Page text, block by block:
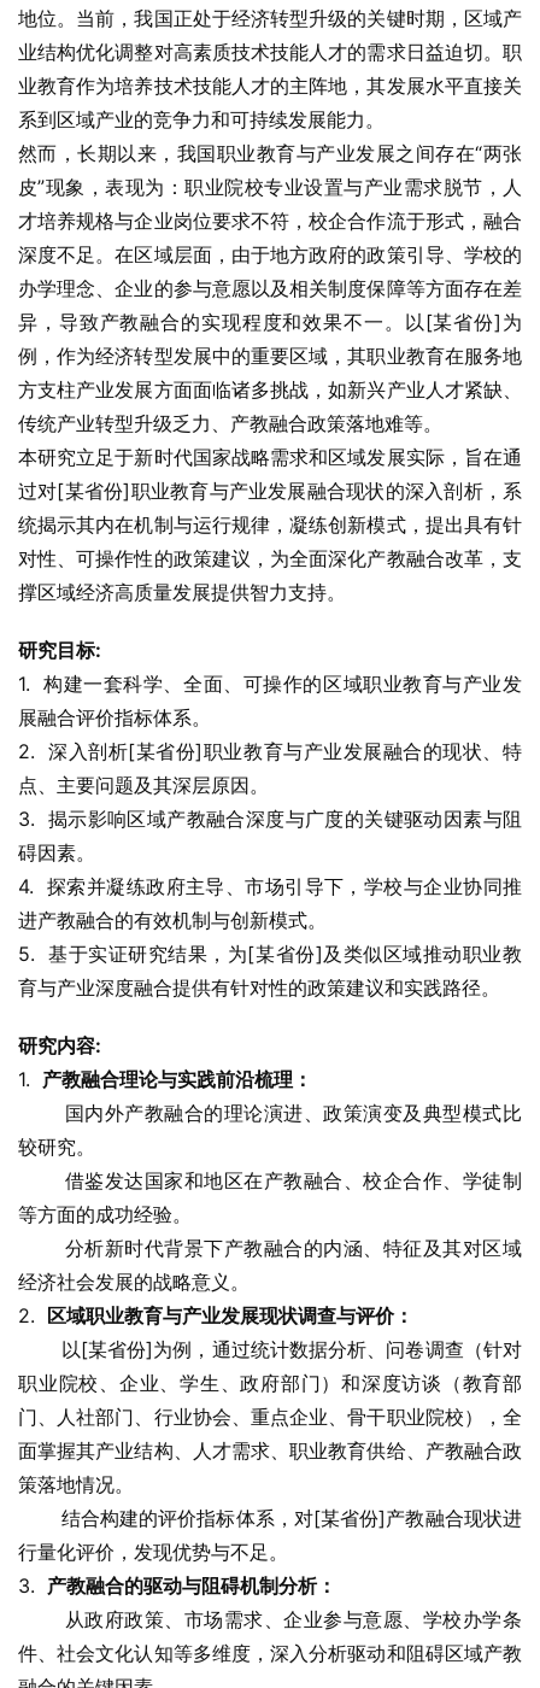
地位。当前，我国正处于经济转型升级的关键时期，区域产
业结构优化调整对高素质技术技能人才的需求日益迫切。职
业教育作为培养技术技能人才的主阵地，其发展水平直接关
系到区域产业的竞争力和可持续发展能力。
然而，长期以来，我国职业教育与产业发展之间存在“两张
皮”现象，表现为：职业院校专业设置与产业需求脱节，人
才培养规格与企业岗位要求不符，校企合作流于形式，融合
深度不足。在区域层面，由于地方政府的政策引导、学校的
办学理念、企业的参与意愿以及相关制度保障等方面存在差
异，导致产教融合的实现程度和效果不一。以[某省份]为
例，作为经济转型发展中的重要区域，其职业教育在服务地
方支柱产业发展方面面临诸多挑战，如新兴产业人才紧缺、
传统产业转型升级乏力、产教融合政策落地难等。
本研究立足于新时代国家战略需求和区域发展实际，旨在通
过对[某省份]职业教育与产业发展融合现状的深入剖析，系
统揭示其内在机制与运行规律，凝练创新模式，提出具有针
对性、可操作性的政策建议，为全面深化产教融合改革，支
撑区域经济高质量发展提供智力支持。
研究目标:
1.  构建一套科学、全面、可操作的区域职业教育与产业发
展融合评价指标体系。
2.  深入剖析[某省份]职业教育与产业发展融合的现状、特
点、主要问题及其深层原因。
3.  揭示影响区域产教融合深度与广度的关键驱动因素与阻
碍因素。
4.  探索并凝练政府主导、市场引导下，学校与企业协同推
进产教融合的有效机制与创新模式。
5.  基于实证研究结果，为[某省份]及类似区域推动职业教
育与产业深度融合提供有针对性的政策建议和实践路径。
研究内容:
1. 产教融合理论与实践前沿梳理：
较研究。
等方面的成功经验。
经济社会发展的战略意义。
2. 区域职业教育与产业发展现状调查与评价：
职业院校、企业、学生、政府部门）和深度访谈（教育部
门、人社部门、行业协会、重点企业、骨干职业院校），全
面掌握其产业结构、人才需求、职业教育供给、产教融合政
策落地情况。
行量化评价，发现优势与不足。
3. 产教融合的驱动与阻碍机制分析：
件、社会文化认知等多维度，深入分析驱动和阻碍区域产教